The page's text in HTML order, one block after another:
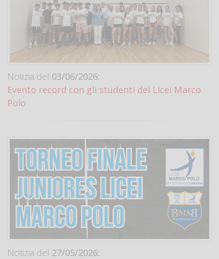
Notizia del 03/06/2026:
Evento record con gli studenti dei Licei Marco
Polo
Notizia del 27/05/2026: